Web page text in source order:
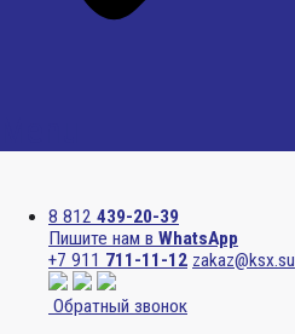
8 812 439-20-39
Пишите нам в WhatsApp
+7 911 711-11-12 zakaz@ksx.su
Обратный звонок